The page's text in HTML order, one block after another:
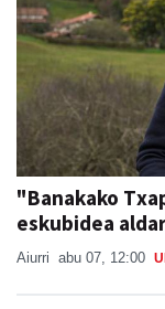
"Banakako
eskubidea
Aiurri abu 07, 12:00